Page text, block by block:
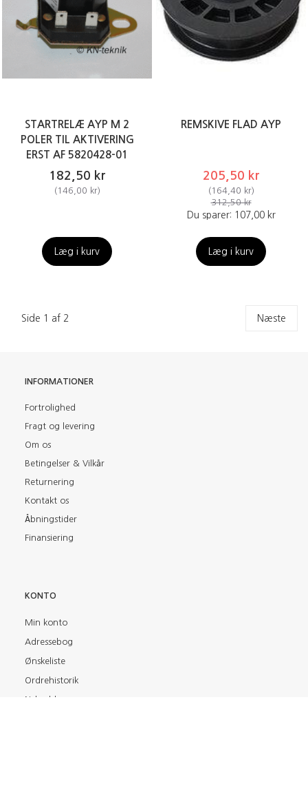
STARTRELÆ AYP M 2
POLER TIL AKTIVERING
ERST AF 5820428-01
182,50 kr
(146,00 kr)
Læg i kurv
REMSKIVE FLAD AYP
205,50 kr
(164,40 kr)
312,50 kr
Du sparer: 107,00 kr
Læg i kurv
Side 1 af 2 Næste
INFORMATIONER
Fortrolighed
Fragt og levering
Om os
Betingelser & Vilkår
Returnering
Kontakt os
Åbningstider
Finansiering
KONTO
Min konto
Adressebog
Ønskeliste
Ordrehistorik
Nyhedsbrev